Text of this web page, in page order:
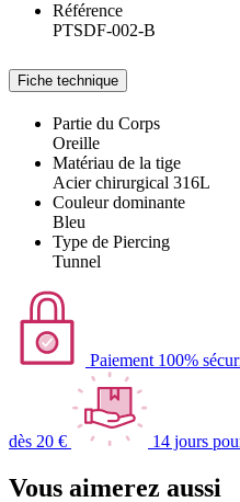
Référence
PTSDF-002-B
Fiche technique
Partie du Corps
Oreille
Matériau de la tige
Acier chirurgical 316L
Couleur dominante
Bleu
Type de Piercing
Tunnel
Paiement 100%
dès 20 € 14 jours
Vous aimerez aussi